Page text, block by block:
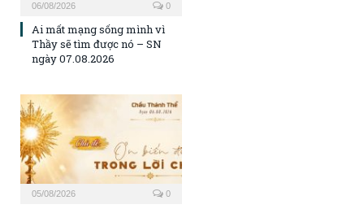
06/08/2026 0
Ai mất mạng sống mình vì
Thầy sẽ tìm được nó – SN
ngày 07.08.2026
05/08/2026 0